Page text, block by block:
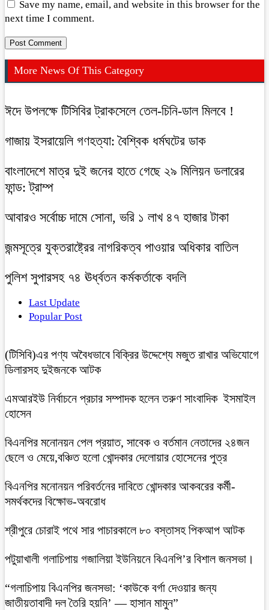
Save my name, email, and website in this browser for the
next time I comment.
More News Of This Category
ঈদে উপলক্ষে টিসিবির ট্রাকসেলে তেল-চিনি-ডাল মিলবে !
গাজায় ইসরায়েলি গণহত্যা: বৈশ্বিক ধর্মঘটের ডাক
বাংলাদেশে মাত্র দুই জনের হাতে গেছে ২৯ মিলিয়ন ডলারের
ফান্ড: ট্রাম্প
আবারও সর্বোচ্চ দামে সোনা, ভরি ১ লাখ ৪৭ হাজার টাকা
জন্মসূত্রে যুক্তরাষ্ট্রের নাগরিকত্ব পাওয়ার অধিকার বাতিল
পুলিশ সুপারসহ ৭৪ ঊর্ধ্বতন কর্মকর্তাকে বদলি
Last Update
Popular Post
(টিসিবি)এর পণ্য অবৈধভাবে বিক্রির উদ্দেশ্যে মজুত রাখার অভিযোগে
ডিলারসহ দুইজনকে আটক
এমআরইউ নির্বাচনে প্রচার সম্পাদক হলেন তরুণ সাংবাদিক ইসমাইল
হোসেন
বিএনপির মনোনয়ন পেল প্রয়াত, সাবেক ও বর্তমান নেতাদের ২৪জন
ছেলে ও মেয়ে,বঞ্চিত হলো খোন্দকার দেলোয়ার হোসেনের পুত্র
বিএনপির মনোনয়ন পরিবর্তনের দাবিতে খোন্দকার আকবরের কর্মী-
সমর্থকদের বিক্ষোভ-অবরোধ
শ্রীপুরে চোরাই পথে সার পাচারকালে ৮০ বস্তাসহ পিকআপ আটক
‎পটুয়াখালী গলাচিপায় গজালিয়া ইউনিয়নে বিএনপি’র বিশাল জনসভা।
“গলাচিপায় বিএনপির জনসভা: ‘কাউকে বর্গা দেওয়ার জন্য
জাতীয়তাবাদী দল তৈরি হয়নি’ — হাসান মামুন”